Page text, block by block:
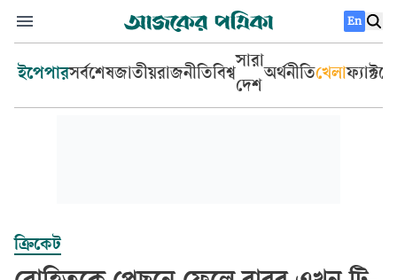
En
ইপেপারসর্বশেষজাতীয়রাজনীতিবিশ্ব
সারা
দেশ
অর্থনীতিখেলা
ক্রিকেট